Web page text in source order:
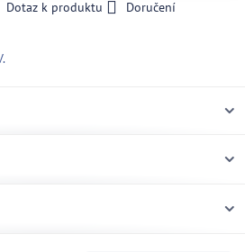
Dotaz k produktu
Doručení